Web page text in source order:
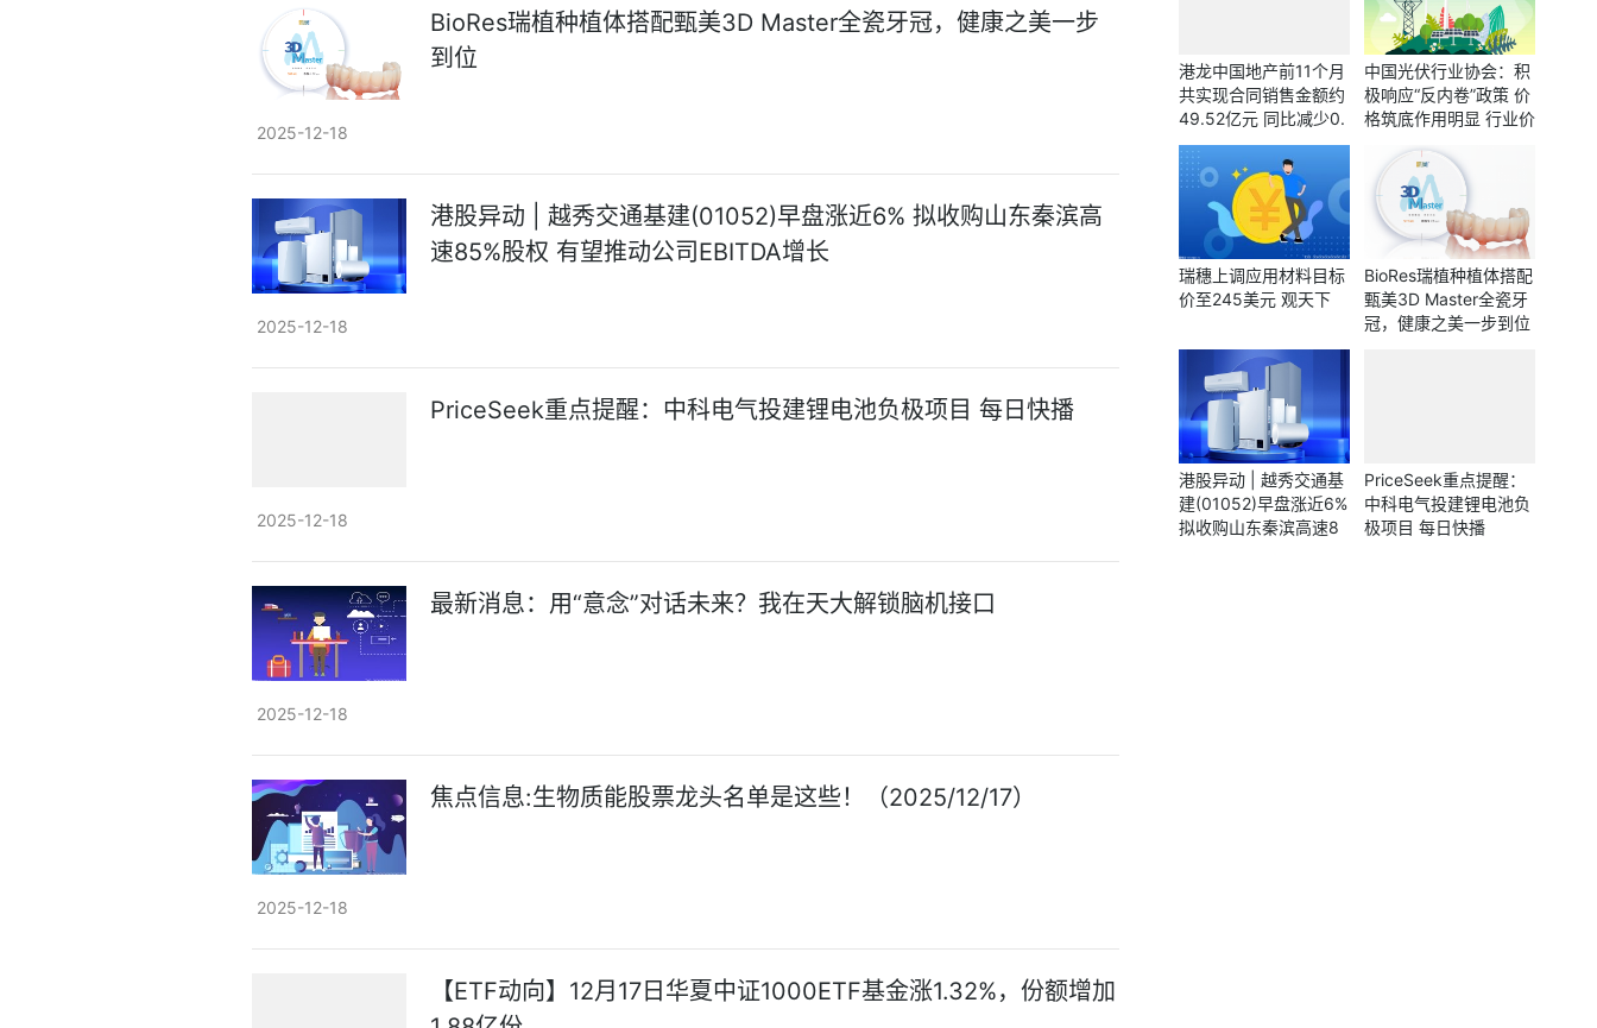
BioRes瑞植种植体搭配甄美3D Master全瓷牙冠，健康之美一步
到位
2025-12-18
港股异动 | 越秀交通基建(01052)早盘涨近6% 拟收购山东秦滨高
速85%股权 有望推动公司EBITDA增长
2025-12-18
PriceSeek重点提醒：中科电气投建锂电池负极项目 每日快播
2025-12-18
最新消息：用“意念”对话未来？我在天大解锁脑机接口
2025-12-18
焦点信息:生物质能股票龙头名单是这些！（2025/12/17）
2025-12-18
【ETF动向】12月17日华夏中证1000ETF基金涨1.32%，份额增加
港龙中国地产前11个月
共实现合同销售金额约
49.52亿元 同比减少0.
12%
中国光伏行业协会：积
极响应“反内卷”政策 价
格筑底作用明显 行业价
瑞穗上调应用材料目标
价至245美元 观天下
BioRes瑞植种植体搭配
甄美3D Master全瓷牙
冠，健康之美一步到位
港股异动 | 越秀交通基
建(01052)早盘涨近6%
拟收购山东秦滨高速8
PriceSeek重点提醒：
中科电气投建锂电池负
极项目 每日快播